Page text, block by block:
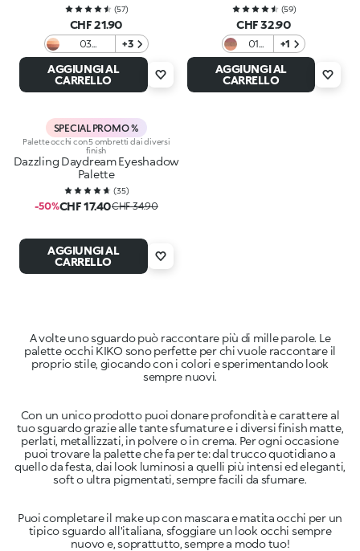
(57)
CHF 21.90
03
Burgundy
Variations
+3
AGGIUNGI AL
CARRELLO
(59)
CHF 32.90
01
Star
Of
The
+1
AGGIUNGI AL
CARRELLO
SPECIAL PROMO %
Palette occhi con 5 ombretti dai diversi
finish
Dazzling Daydream Eyeshadow
Palette
(35)
-50%CHF 17.40CHF 34.90
AGGIUNGI AL
CARRELLO
A volte uno sguardo può raccontare più di mille parole. Le
palette occhi KIKO sono perfette per chi vuole raccontare il
proprio stile, giocando con i colori e sperimentando look
Con un unico prodotto puoi donare profondità e carattere al
tuo sguardo grazie alle tante sfumature e i diversi finish matte,
perlati, metallizzati, in polvere o in crema. Per ogni occasione
puoi trovare la palette che fa per te: dal trucco quotidiano a
quello da festa, dai look luminosi a quelli più intensi ed eleganti,
Puoi completare il make up con mascara e matita occhi per un
tipico sguardo all'italiana, sfoggiare un look occhi sempre
nuovo e, soprattutto, sempre a modo tuo!